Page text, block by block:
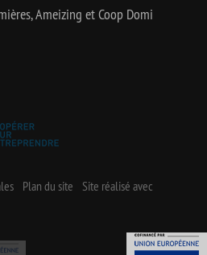
Ameizing et Coop Domi
Plan du site
Site réalisé avec